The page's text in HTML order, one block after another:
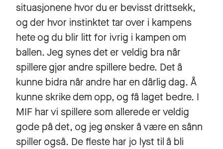
situasjonene hvor du er bevisst drittsekk,
og der hvor instinktet tar over i kampens
hete og du blir litt for ivrig i kampen om
ballen. Jeg synes det er veldig bra når
spillere gjør andre spillere bedre. Det å
kunne bidra når andre har en dårlig dag. Å
kunne skrike dem opp, og få laget bedre. I
MIF har vi spillere som allerede er veldig
gode på det, og jeg ønsker å være en sånn
spiller også. De fleste har jo lyst til å bli